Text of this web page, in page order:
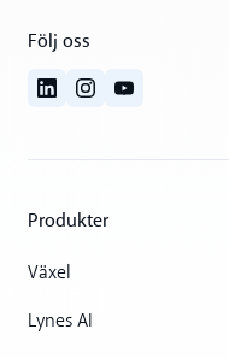
Följ oss
Produkter
Växel
Lynes AI